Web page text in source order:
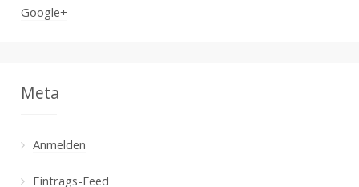
Google+
Meta
Anmelden
Eintrags-Feed